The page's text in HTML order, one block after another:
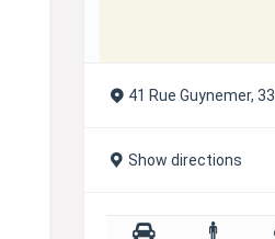
41 Rue Guynemer,
Show directions